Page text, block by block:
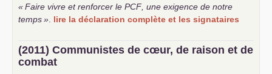
«Faire vivre et renforcer le PCF , une exigence de notre
temps» lire la déclaration complète et les signataires
(2011) Communistes de cœur, de raison et de
combat